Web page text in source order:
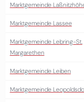
Marktgemeinde
Marktgemeinde Lassee
Marktgemeinde Lebring-St.
Margarethen
Marktgemeinde Leiben
Marktgemeinde